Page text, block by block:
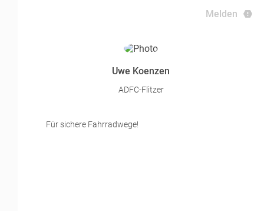
Melden
Uwe Koenzen
ADFC-Flitzer
Für sichere Fahrradwege!